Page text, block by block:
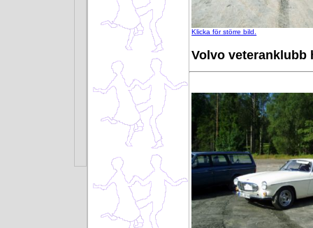
Klicka för större bild.
Volvo veteranklubb